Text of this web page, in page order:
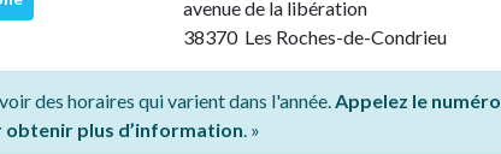
avenue de la libération
38370 Les Roches-de-Condrieu
des horaires qui varient dans l'année.Appelez le numéro
obtenir plus d’information. »